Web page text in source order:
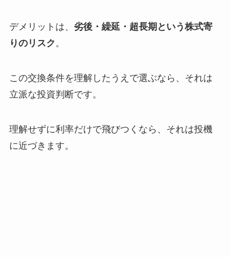
デメリットは、 劣後・繰延・超長期という株式寄
りのリスク。
この交換条件を理解したうえで選ぶなら、それは
立派な投資判断です。
理解せずに利率だけで飛びつくなら、それは投機
に近づきます。